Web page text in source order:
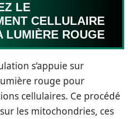
LE
CELLULAIRE
LUMIÈRE ROUGE
s’appuie sur
rouge pour
cellulaires. Ce procédé
les mitochondries, ces